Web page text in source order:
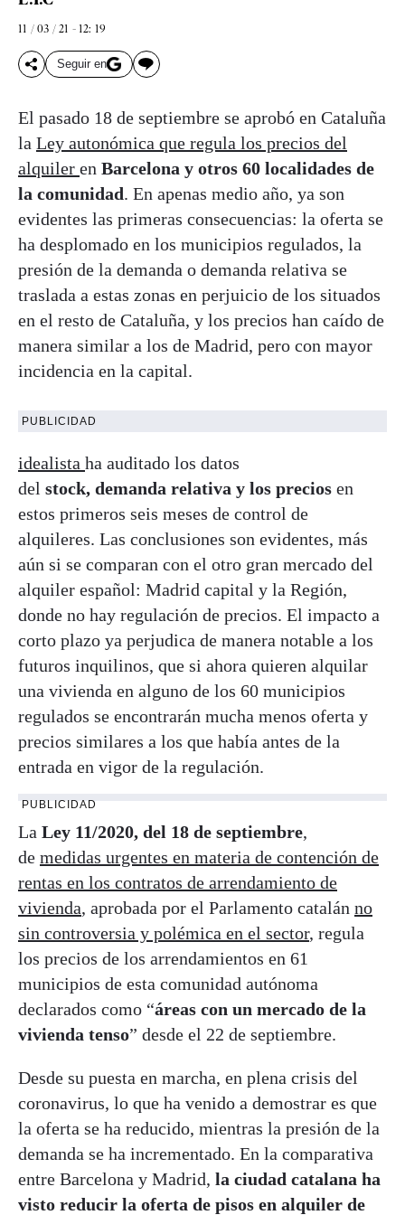
11 / 03 / 21 - 12: 19
Seguir en
El pasado 18 de septiembre se aprobó en Cataluña
la Ley autonómica que regula los precios del
alquiler en Barcelona y otros 60 localidades de
la comunidad. En apenas medio año, ya son
evidentes las primeras consecuencias: la oferta se
ha desplomado en los municipios regulados, la
presión de la demanda o demanda relativa se
traslada a estas zonas en perjuicio de los situados
en el resto de Cataluña, y los precios han caído de
manera similar a los de Madrid, pero con mayor
incidencia en la capital.
PUBLICIDAD
idealista ha auditado los datos
del stock, demanda relativa y los precios en
estos primeros seis meses de control de
alquileres. Las conclusiones son evidentes, más
aún si se comparan con el otro gran mercado del
alquiler español: Madrid capital y la Región,
donde no hay regulación de precios. El impacto a
corto plazo ya perjudica de manera notable a los
futuros inquilinos, que si ahora quieren alquilar
una vivienda en alguno de los 60 municipios
regulados se encontrarán mucha menos oferta y
precios similares a los que había antes de la
entrada en vigor de la regulación.
PUBLICIDAD
La Ley 11/2020, del 18 de septiembre,
de medidas urgentes en materia de contención de
rentas en los contratos de arrendamiento de
vivienda, aprobada por el Parlamento catalán no
sin controversia y polémica en el sector, regula
los precios de los arrendamientos en 61
municipios de esta comunidad autónoma
declarados como “áreas con un mercado de la
vivienda tenso” desde el 22 de septiembre.
Desde su puesta en marcha, en plena crisis del
coronavirus, lo que ha venido a demostrar es que
la oferta se ha reducido, mientras la presión de la
demanda se ha incrementado. En la comparativa
entre Barcelona y Madrid, la ciudad catalana ha
visto reducir la oferta de pisos en alquiler de